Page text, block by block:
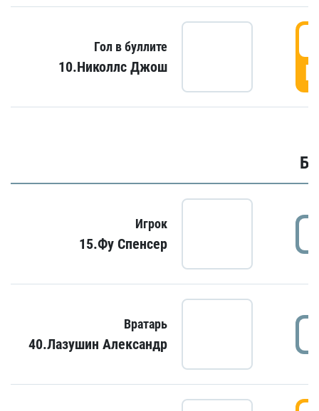
Гол в буллите
10.Николлс Джош
Игрок
15.Фу Спенсер
Вратарь
40.Лазушин Александр